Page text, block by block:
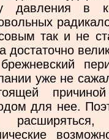
давления в
так и не
достаточно
уже не
для нее.
расширяться,